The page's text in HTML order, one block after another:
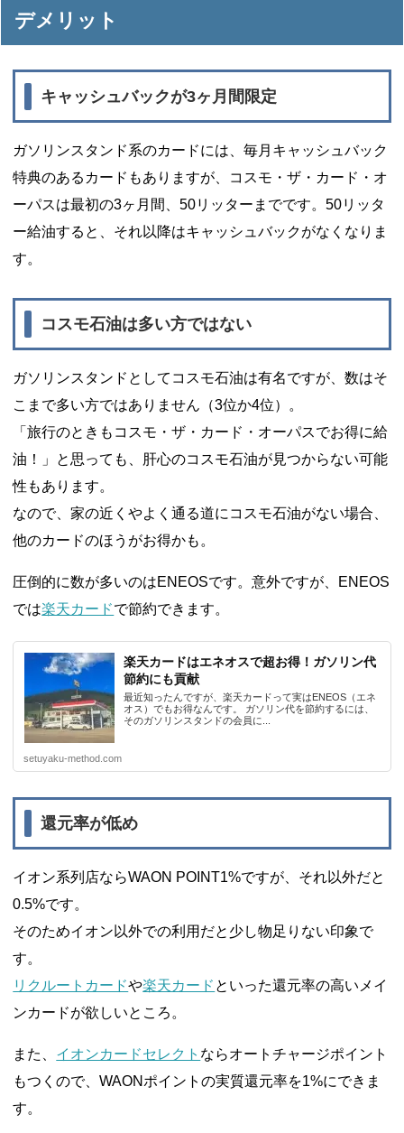
デメリット
キャッシュバックが3ヶ月間限定
ガソリンスタンド系のカードには、毎月キャッシュバック
特典のあるカードもありますが、コスモ・ザ・カード・オ
ーパスは最初の3ヶ月間、50リッターまでです。50リッタ
ー給油すると、それ以降はキャッシュバックがなくなりま
す。
コスモ石油は多い方ではない
ガソリンスタンドとしてコスモ石油は有名ですが、数はそ
こまで多い方ではありません（3位か4位）。
「旅行のときもコスモ・ザ・カード・オーパスでお得に給
油！」と思っても、肝心のコスモ石油が見つからない可能
性もあります。
なので、家の近くやよく通る道にコスモ石油がない場合、
他のカードのほうがお得かも。
圧倒的に数が多いのはENEOSです。意外ですが、ENEOS
では楽天カードで節約できます。
楽天カードはエネオスで超お得！ガソリン代
節約にも貢献
最近知ったんですが、楽天カードって実はENEOS（エネ
オス）でもお得なんです。 ガソリン代を節約するには、
そのガソリンスタンドの会員に...
setuyaku-method.com
還元率が低め
イオン系列店ならWAON POINT1%ですが、それ以外だと
0.5%です。
そのためイオン以外での利用だと少し物足りない印象で
す。
リクルートカードや楽天カード といった還元率の高いメイ
ンカードが欲しいところ。
また、 イオンカードセレクト ならオートチャージポイント
もつくので、WAONポイントの実質還元率を1%にできま
す。